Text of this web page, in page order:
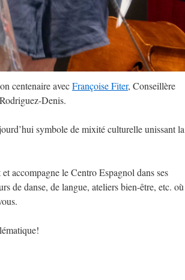
centenaire avecFrançoise Fiter, Conseillère
Denis.
symbole de mixité culturelle unissant la
accompagne le Centro Espagnol dans ses
de danse, de langue, ateliers bien-être, etc. où